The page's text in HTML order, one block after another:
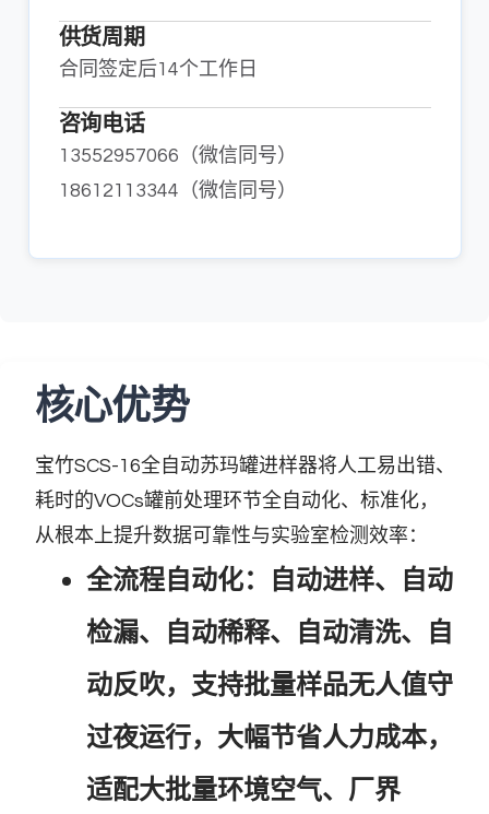
供货周期
合同签定后14个工作日
咨询电话
13552957066（微信同号）
18612113344（微信同号）
核心优势
宝竹SCS-16全自动苏玛罐进样器将人工易出错、
耗时的VOCs罐前处理环节全自动化、标准化，
从根本上提升数据可靠性与实验室检测效率：
全流程自动化：自动进样、自动
检漏、自动稀释、自动清洗、自
动反吹，支持批量样品无人值守
过夜运行，大幅节省人力成本，
适配大批量环境空气、厂界